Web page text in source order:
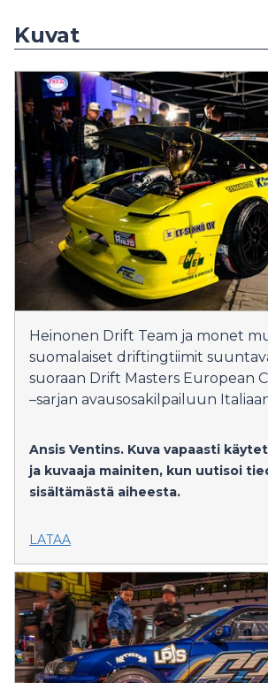
Kuvat
Heinonen Drift Team ja monet
suomalaiset driftingtiimit
suoraan Drift Masters European
–sarjan avausosakilpailuun
Ansis Ventins. Kuva vapaasti
ja kuvaaja mainiten, kun uutisoi
sisältämästä aiheesta.
LATAA